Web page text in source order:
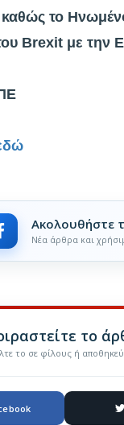
το Ηνωμένο
Brexit με την
Ακολουθήστε
Νέα άρθρα και
το
το σε φίλους ή